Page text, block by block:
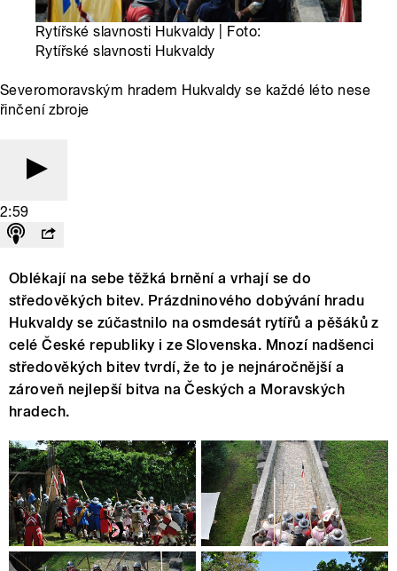
Rytířské slavnosti Hukvaldy | Foto:
Rytířské slavnosti Hukvaldy
Severomoravským hradem Hukvaldy se každé léto nese
řinčení zbroje
2:59
Oblékají na sebe těžká brnění a vrhají se do
středověkých bitev. Prázdninového dobývání hradu
Hukvaldy se zúčastnilo na osmdesát rytířů a pěšáků z
celé České republiky i ze Slovenska. Mnozí nadšenci
středověkých bitev tvrdí, že to je nejnáročnější a
zároveň nejlepší bitva na Českých a Moravských
hradech.